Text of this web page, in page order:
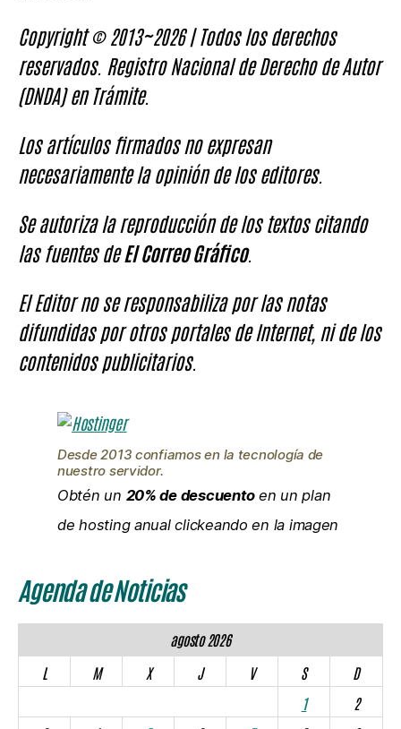
Copyright © 2013~2026 | Todos los derechos
reservados. Registro Nacional de Derecho de Autor
(DNDA) en Trámite.
Los artículos firmados no expresan
necesariamente la opinión de los editores.
Se autoriza la reproducción de los textos citando
las fuentes deEl Correo Gráfico.
El Editor no se responsabiliza por las notas
difundidas por otros portales de Internet, ni de los
contenidos publicitarios.
Desde 2013 confiamos en la tecnología de
nuestro servidor.
Obtén un 20% de descuentoen un plan
de hosting anual clickeando en la imagen
Agenda de Noticias
agosto 2026
L
M X J V S
D
1
2